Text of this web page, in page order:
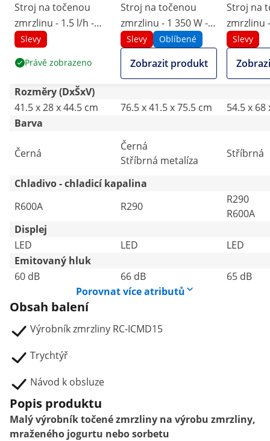
Stroj na točenou
zmrzlinu - 1.5 l/h -
200 W - LED - 1 druh -
Slevy
Právě zobrazeno
Stroj na točenou
zmrzlinu - 1 350 W -
16 l/h - třípákový -
Royal Catering
Slevy Oblíbené
Zobrazit produkt
Stroj na
zmrzlinu
23 l/h -
Royal
Slevy
Rozměry (DxŠxV)
41.5 x 28 x 44.5 cm
76.5 x 41.5 x 75.5 cm
54.5 x 68
Barva
Černá
Černá
Stříbrná metalíza
Stříbrná
Chladivo - chladicí kapalina
R600A
R290
R290
R600A
Displej
LED
LED
LED
Emitovaný hluk
60 dB
66 dB
65 dB
Porovnat více atributů
Obsah balení
Výrobník zmrzliny RC-ICMD15
Trychtýř
Návod k obsluze
Popis produktu
Malý výrobník točené zmrzliny na výrobu zmrzliny,
mraženého jogurtu nebo sorbetu